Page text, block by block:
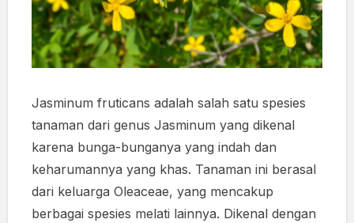
Jasminum fruticans adalah salah satu spesies
tanaman dari genus Jasminum yang dikenal
karena bunga-bunganya yang indah dan
keharumannya yang khas. Tanaman ini berasal
dari keluarga Oleaceae, yang mencakup
berbagai spesies melati lainnya. Dikenal dengan